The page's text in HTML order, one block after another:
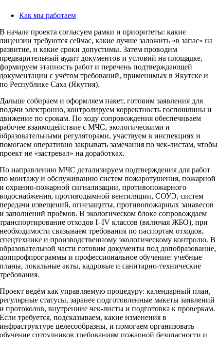
Как мы работаем
В начале проекта согласуем рамки и приоритеты: какие
лицензии требуются сейчас, какие лучше заложить «в запас» на
развитие, и какие сроки допустимы. Затем проводим
предварительный аудит документов и условий на площадке,
формируем этапность работ и перечень подтверждающей
документации с учётом требований, применимых в Якутске и
по Республике Саха (Якутия).
Дальше собираем и оформляем пакет, готовим заявления для
подачи электронно, контролируем корректность госпошлины и
движение по срокам. По ходу сопровождения обеспечиваем
рабочее взаимодействие с МЧС, экологическими и
образовательными регуляторами, участвуем в инспекциях и
помогаем оперативно закрывать замечания по чек‑листам, чтобы
проект не «застревал» на доработках.
По направлению МЧС детализируем подтверждения для работ
по монтажу и обслуживанию систем пожаротушения, пожарной
и охранно‑пожарной сигнализации, противопожарного
водоснабжения, противодымной вентиляции, СОУЭ, систем
передачи извещений, огнезащиты, противопожарных занавесов
и заполнений проёмов. В экологическом блоке сопровождаем
транспортирование отходов I–IV классов (включая ЖБО), при
необходимости связываем требования по паспортам отходов,
спецтехнике и производственному экологическому контролю. В
образовательной части готовим документы под допобразование,
доппрофпрограммы и профессиональное обучение: учебные
планы, локальные акты, кадровые и санитарно‑технические
требования.
Проект ведём как управляемую процедуру: календарный план,
регулярные статусы, заранее подготовленные макеты заявлений
и протоколов, внутренние чек‑листы и подготовка к проверкам.
Если требуется, подсказываем, какие изменения в
инфраструктуре целесообразны, и помогаем организовать
обучение сотрудников требованиям пожарной безопасности и